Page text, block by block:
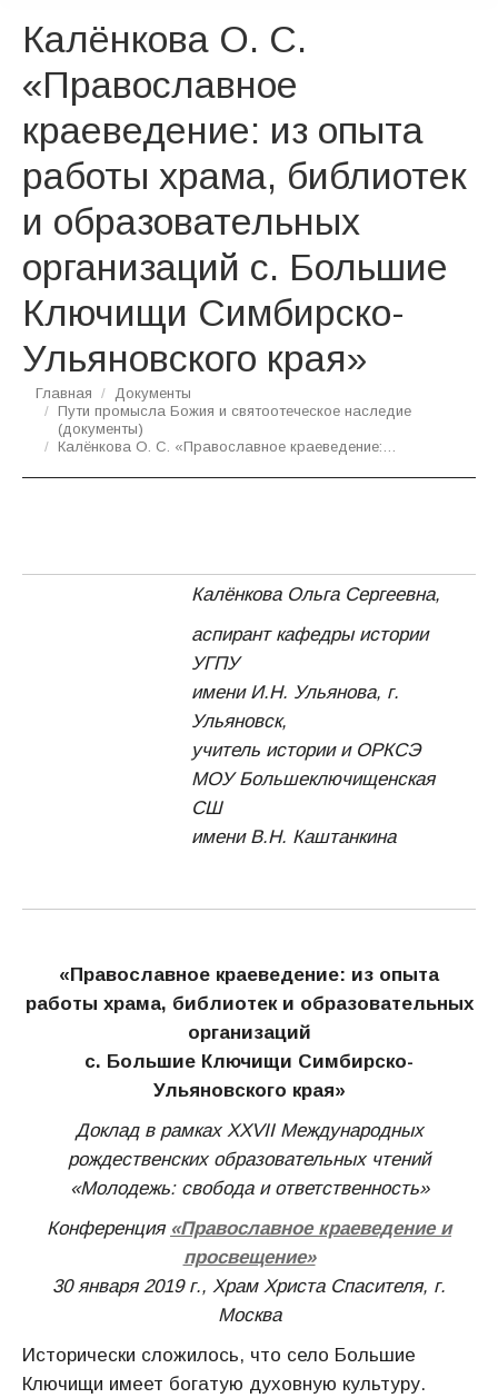
Калёнкова О. С.
«Православное
краеведение: из опыта
работы храма, библиотек
и образовательных
организаций с. Большие
Ключищи Симбирско-
Ульяновского края»
Вы здесь:
Главная
Документы
Пути промысла Божия и святоотеческое наследие
(документы)
Калёнкова О. С. «Православное краеведение:…
Калёнкова Ольга Сергеевна,
аспирант кафедры истории
УГПУ
имени И.Н. Ульянова, г.
Ульяновск,
учитель истории и ОРКСЭ
МОУ Большеключищенская
СШ
имени В.Н. Каштанкина
«Православное краеведение: из опыта
работы храма, библиотек и образовательных
организаций
с. Большие Ключищи Симбирско-
Ульяновского края»
Доклад в рамках XXVII Международных
рождественских образовательных чтений
«Молодежь: свобода и ответственность»
Конференция «Православное краеведение и
просвещение»
30 января 2019 г., Храм Христа Спасителя, г.
Москва
Исторически сложилось, что село Большие
Ключищи имеет богатую духовную культуру.